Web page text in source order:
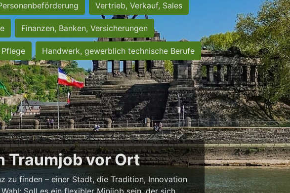
Vertrieb, Verkauf, Sales
Finanzen, Banken, Versicherungen
Handwerk, gewerblich technische Berufe
Traumjob vor Ort
zu finden – einer Stadt, die Tradition, Innovation